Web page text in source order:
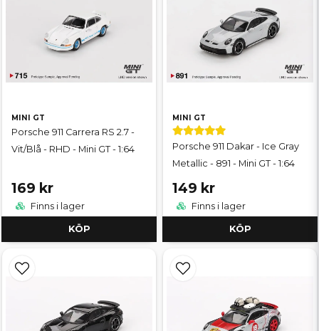
MINI GT
Porsche 911 Carrera RS 2.7 -
Vit/Blå - RHD - Mini GT - 1:64
169 kr
Finns i lager
KÖP
MINI GT
Porsche 911 Dakar - Ice Gray
Metallic - 891 - Mini GT - 1:64
149 kr
Finns i lager
KÖP